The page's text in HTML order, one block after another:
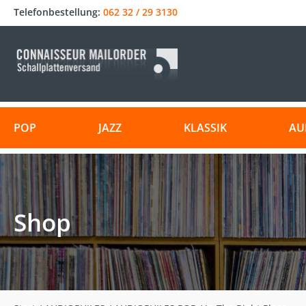
Telefonbestellung: 062 32 / 29 3130
POP JAZZ KLASSIK
Shop